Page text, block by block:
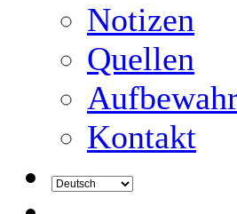
Notizen
Quellen
Kontakt